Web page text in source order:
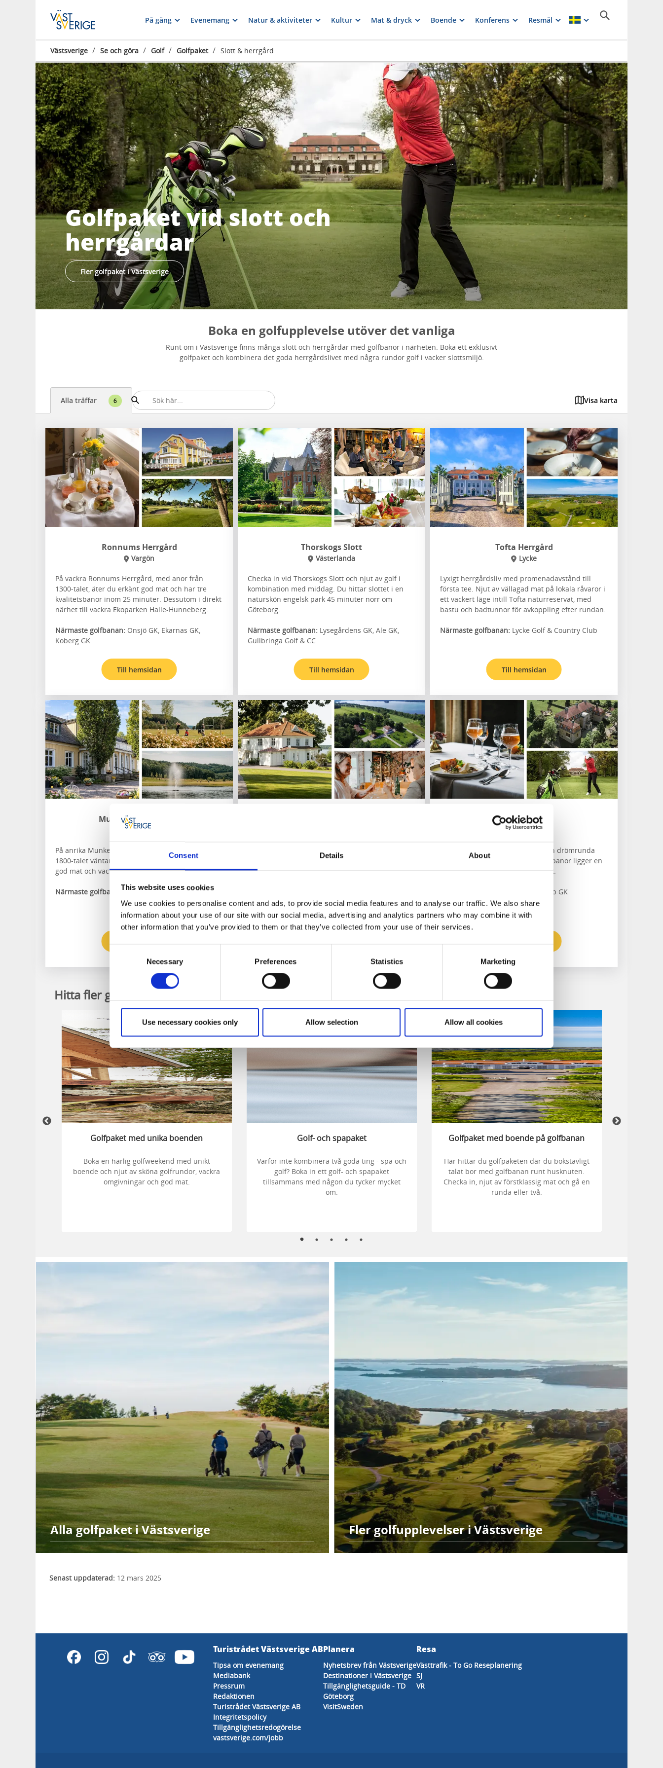
Consent Details About
This website uses cookies
We use cookies to personalise content and ads, to provide social media features and to analyse our traffic. We also share
information about your use of our site with our social media, advertising and analytics partners who may combine it with
other information that you’ve provided to them or that they’ve collected from your use of their services.
Consent
Necessary Preferences Statistics Marketing
Use necessary cookies only Allow selection Allow all cookies
På gång Evenemang Natur & aktiviteter Kultur Mat & dryck Boende Konferens Resmål
Västsverige / Se och göra / Golf / Golfpaket / Slott & herrgård
Golfpaket vid slott och
herrgårdar
Fler golfpaket i Västsverige
Boka en golfupplevelse utöver det vanliga
Runt om i Västsverige finns många slott och herrgårdar med golfbanor i närheten. Boka ett exklusivt
golfpaket och kombinera det goda herrgårdslivet med några rundor golf i vacker slottsmiljö.
Alla träffar 6 Visa karta
Ronnums Herrgård
Vargön
På vackra Ronnums Herrgård, med anor från
1300-talet, äter du erkänt god mat och har tre
kvalitetsbanor inom 25 minuter. Dessutom i direkt
närhet till vackra Ekoparken Halle-Hunneberg.
Närmaste golfbanan: Onsjö GK, Ekarnas GK,
Koberg GK
Till hemsidan
Thorskogs Slott
Västerlanda
Checka in vid Thorskogs Slott och njut av golf i
kombination med middag. Du hittar slottet i en
naturskön engelsk park 45 minuter norr om
Göteborg.
Närmaste golfbanan: Lysegårdens GK, Ale GK,
Gullbringa Golf & CC
Till hemsidan
Tofta Herrgård
Lycke
Lyxigt herrgårdsliv med promenadavstånd till
första tee. Njut av vällagad mat på lokala råvaror i
ett vackert läge intill Tofta naturreservat, med
bastu och badtunnor för avkoppling efter rundan.
Närmaste golfbanan: Lycke Golf & Country Club
Till hemsidan
Munkedals Herrgård
Munkedal
På anrika Munkedals Herrgård med anor från
1800-talet väntar en helhetsupplevelse med golf,
god mat och vackra vyer.
Närmaste golfbanan: Holma Stångenäs Golf
Fly vardagen och spela golf i herrgårdsidyll vid
Åsunden. På Åsundsholm bor du omgiven av
natur, stillhet och klassisk charm, en plats där
Närmaste golfbana:Åsundsholm
Bjertorp Slott
Vara
Grunda med god mat och spela en drömrunda
golf. En av Västsveriges bästa golfbanor ligger en
järnfemma bort från Bjertorp Slott.
Vara-Bjertorp GK
Hitta fler golfpaket
Golfpaket med unika boenden
Boka en härlig golfweekend med unikt
boende och njut av sköna golfrundor, vackra
omgivningar och god mat.
Golf- och spapaket
Varför inte kombinera två goda ting - spa och
golf? Boka in ett golf- och spapaket
tillsammans med någon du tycker mycket
om.
Golfpaket med boende på golfbanan
Här hittar du golfpaketen där du bokstavligt
talat bor med golfbanan runt husknuten.
Checka in, njut av förstklassig mat och gå en
runda eller två.
Alla golfpaket i Västsverige Fler golfupplevelser i Västsverige
Senast uppdaterad: 12 mars 2025
Turistrådet Västsverige AB
Tipsa om evenemang
Mediabank
Pressrum
Redaktionen
Turistrådet Västsverige AB
Integritetspolicy
Tillgänglighetsredogörelse
vastsverige.com/jobb
Planera
Nyhetsbrev från Västsverige
Destinationer i Västsverige
Tillgänglighetsguide - TD
Göteborg
VisitSweden
Resa
Västtrafik - To Go Reseplanering
SJ
VR